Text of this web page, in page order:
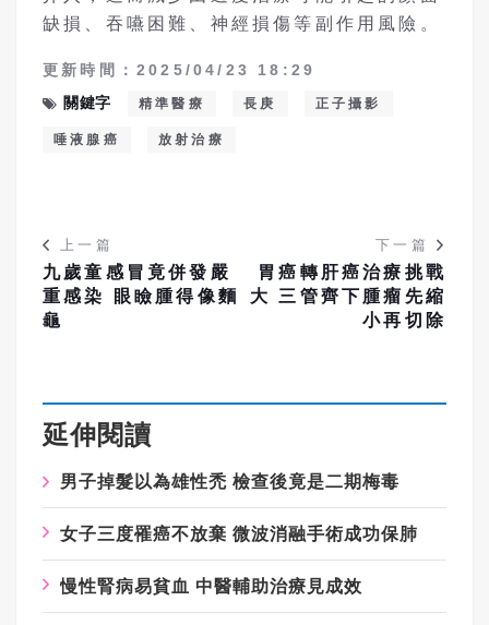
缺損、吞嚥困難、神經損傷等副作用風險。
更新時間：2025/04/23 18:29
關鍵字
精準醫療 長庚 正子攝影
唾液腺癌 放射治療
上一篇
九歲童感冒竟併發嚴
重感染 眼瞼腫得像麵
龜
下一篇
胃癌轉肝癌治療挑戰
大 三管齊下腫瘤先縮
小再切除
延伸閱讀
男子掉髮以為雄性禿 檢查後竟是二期梅毒
女子三度罹癌不放棄 微波消融手術成功保肺
慢性腎病易貧血 中醫輔助治療見成效